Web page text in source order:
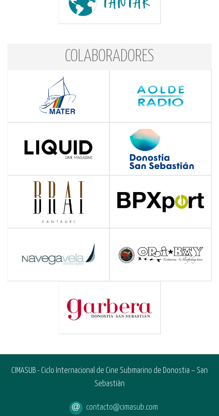
COLABORADORES
CIMASUB - Ciclo Internacional de Cine Submarino de Donostia – San
Sebastián
contacto@cimasub.com